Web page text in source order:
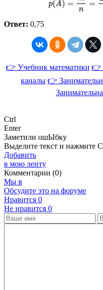
Ответ: 0,75
👉 Учебник математики 👉
каналы 👉
Ctrl
Enter
Заметили ошЫбку
Выделите текст и нажмите
Добавить
в мою ленту
Комментарии (0)
Мы в
Обсудите это на форуме
Нравится 0
Не нравится 0